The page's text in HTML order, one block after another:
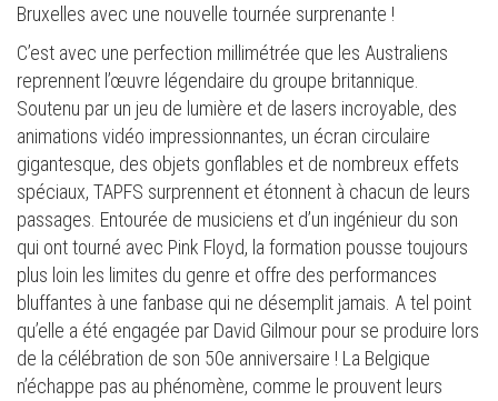
Bruxelles avec une nouvelle tournée surprenante !
C’est avec une perfection millimétrée que les Australiens
reprennent l’œuvre légendaire du groupe britannique.
Soutenu par un jeu de lumière et de lasers incroyable, des
animations vidéo impressionnantes, un écran circulaire
gigantesque, des objets gonflables et de nombreux effets
spéciaux, TAPFS surprennent et étonnent à chacun de leurs
passages. Entourée de musiciens et d’un ingénieur du son
qui ont tourné avec Pink Floyd, la formation pousse toujours
plus loin les limites du genre et offre des performances
bluffantes à une fanbase qui ne désemplit jamais. A tel point
qu’elle a été engagée par David Gilmour pour se produire lors
de la célébration de son 50e anniversaire ! La Belgique
n’échappe pas au phénomène, comme le prouvent leurs